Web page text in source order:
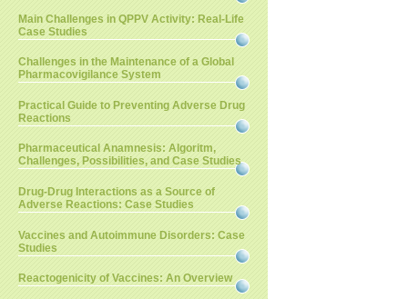
Main Challenges in QPPV Activity: Real-Life
Case Studies
Challenges in the Maintenance of a Global
Pharmacovigilance System
Practical Guide to Preventing Adverse Drug
Reactions
Pharmaceutical Anamnesis: Algoritm,
Challenges, Possibilities, and Case Studies
Drug-Drug Interactions as a Source of
Adverse Reactions: Case Studies
Vaccines and Autoimmune Disorders: Case
Studies
Reactogenicity of Vaccines: An Overview